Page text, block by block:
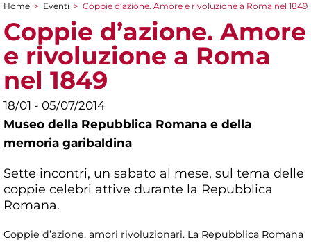
Tu sei qui
Home > Eventi > Coppie d’azione. Amore e rivoluzione a Roma nel 1849
Coppie d’azione. Amore
e rivoluzione a Roma
nel 1849
18/01 - 05/07/2014
Museo della Repubblica Romana e della
memoria garibaldina
Sette incontri, un sabato al mese, sul tema delle
coppie celebri attive durante la Repubblica
Romana.
Coppie d’azione, amori rivoluzionari. La Repubblica Romana